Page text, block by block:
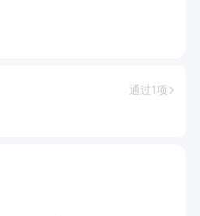
通过1项